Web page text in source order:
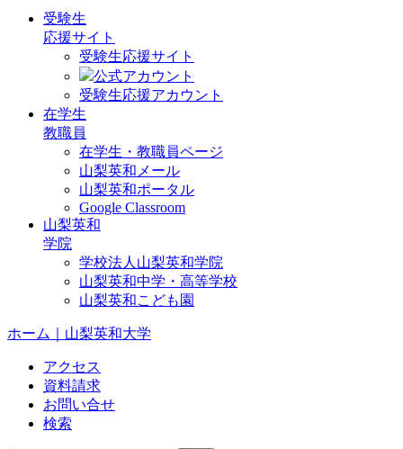
受験生
応援サイト
受験生応援サイト
公式アカウント
受験生応援アカウント
在学生
教職員
在学生・教職員ページ
山梨英和メール
山梨英和ポータル
Google Classroom
山梨英和
学院
学校法人山梨英和学院
山梨英和中学・高等学校
山梨英和こども園
ホーム｜山梨英和大学
アクセス
資料請求
お問い合せ
検索